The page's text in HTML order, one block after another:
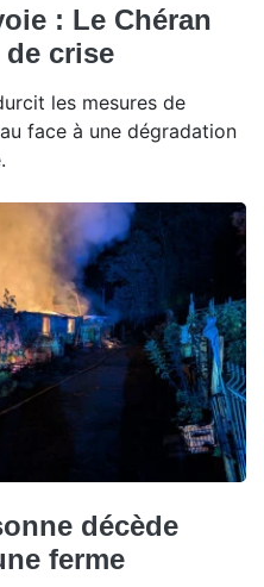
: Le Chéran
crise
les mesures de
face à une dégradation
décède
ferme